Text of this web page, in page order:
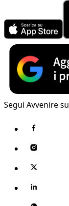
Segui Avvenire su